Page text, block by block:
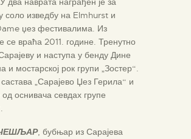
соло изведбу на Elmhurst и
џез фестивалима. Из
се враћа 2011. године. Тренутно
и наступа у бенду Дине
и мостарској рок групи „Зостер“.
„Сарајево Џез Герила“ и
од оснивача севдах групе
, бубњар из Сарајева